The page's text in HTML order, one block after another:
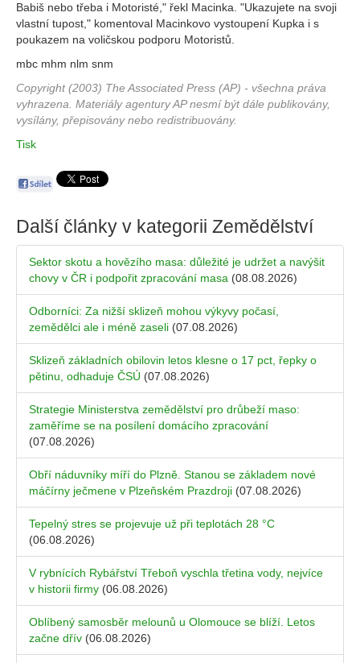
Babiš nebo třeba i Motoristé," řekl Macinka. "Ukazujete na svoji
vlastní tupost," komentoval Macinkovo vystoupení Kupka i s
poukazem na voličskou podporu Motoristů.
mbc mhm nlm snm
Copyright (2003) The Associated Press (AP) - všechna práva
vyhrazena. Materiály agentury AP nesmí být dále publikovány,
vysílány, přepisovány nebo redistribuovány.
Tisk
Další články v kategorii Zemědělství
Sektor skotu a hovězího masa: důležité je udržet a navýšit
chovy v ČR i podpořit zpracování masa (08.08.2026)
Odborníci: Za nižší sklizeň mohou výkyvy počasí,
zemědělci ale i méně zaseli (07.08.2026)
Sklizeň základních obilovin letos klesne o 17 pct, řepky o
pětinu, odhaduje ČSÚ (07.08.2026)
Strategie Ministerstva zemědělství pro drůbeží maso:
zaměříme se na posílení domácího zpracování
(07.08.2026)
Obří náduvníky míří do Plzně. Stanou se základem nové
máčírny ječmene v Plzeňském Prazdroji (07.08.2026)
Tepelný stres se projevuje už při teplotách 28 °C
(06.08.2026)
V rybnících Rybářství Třeboň vyschla třetina vody, nejvíce
v historii firmy (06.08.2026)
Oblíbený samosběr melounů u Olomouce se blíží. Letos
začne dřív (06.08.2026)